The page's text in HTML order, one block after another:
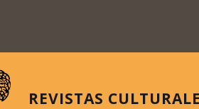
REVISTAS